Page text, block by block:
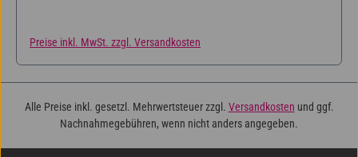
Preise inkl. MwSt. zzgl. Versandkosten
Alle Preise inkl. gesetzl. Mehrwertsteuer zzgl. Versandkosten und ggf.
Nachnahmegebühren, wenn nicht anders angegeben.